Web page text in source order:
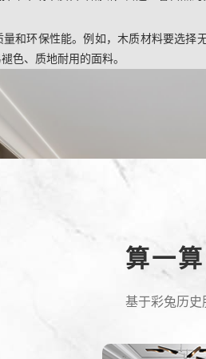
和环保性能。例如，木质材料要选择
色、质地耐用的面料。
算一
基于彩兔历史